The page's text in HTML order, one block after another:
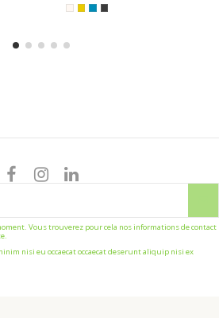
Vous trouverez pour cela nos informations de contact
nisi eu occaecat occaecat deserunt aliquip nisi ex